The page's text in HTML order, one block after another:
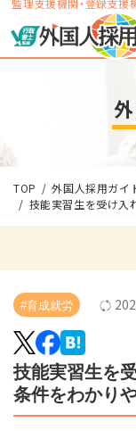
監理支援機関・登録支援
TOP
外国人採用ガイ
技能実習生を受け入
#育成就労
技能実習生を
条件をわかり